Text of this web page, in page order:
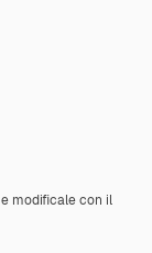
e modificale con il